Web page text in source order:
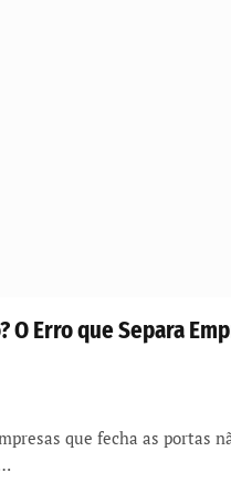
O Erro que Separa
que fecha as portas